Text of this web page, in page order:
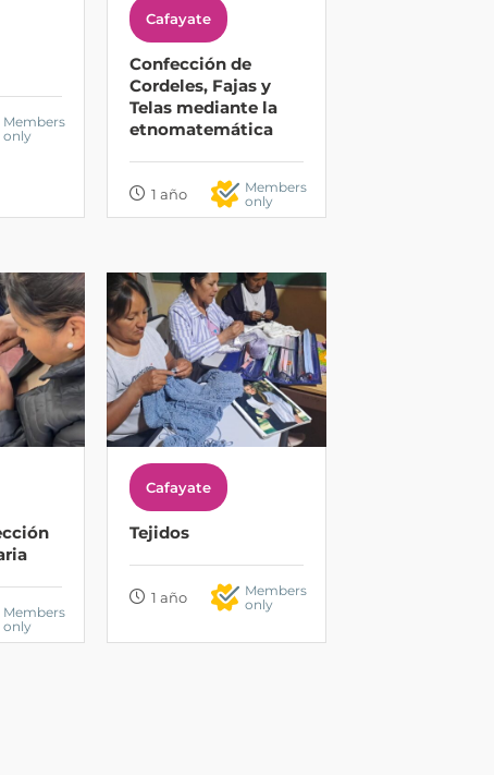
Members
only
Cafayate
Confección de
Cordeles, Fajas y
Telas mediante la
etnomatemática
1 año
Members
only
Members
only
Cafayate
Tejidos
1 año
Members
only